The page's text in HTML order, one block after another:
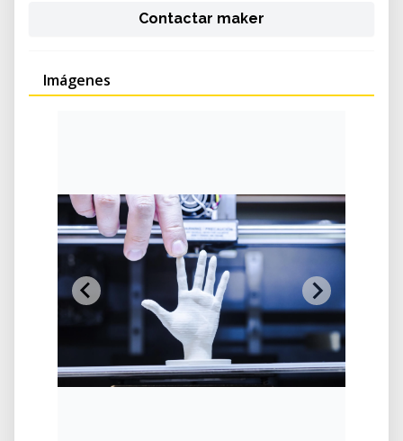
Contactar maker
Imágenes